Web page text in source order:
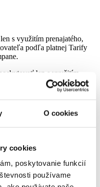
O cookies
cookies
poskytovanie funkcií
používame
s využitím prenajatého,
podľa platnej Tarify
len s využitím
GIGA ConnectBox
od Poskytovateľa
platnej kampane (len
špecifikovaných v Tarife
zakúpeného modemu
podľa platnej Tarify resp.
s odbornou inštaláciou), a
UPC Internet.